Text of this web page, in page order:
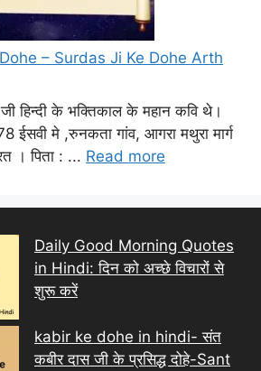
– Surdas Ji Ke Dohe Arth
हिन्दी के भक्तिकाल के महान कवि थे।
ईसवी मे ,रुनकता गांव, आगरा मथुरा मार्ग
। पिता : ... Read more
Daily Good Morning Quotes
in Hindi: दिन को अच्छे विचारों से
शुरू करें
kabir ke dohe in hindi- संत
कबीर दास जी के प्रसिद्ध दोहे-Sant